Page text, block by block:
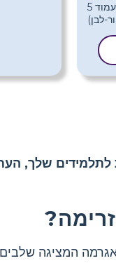
שלך,
המציגה